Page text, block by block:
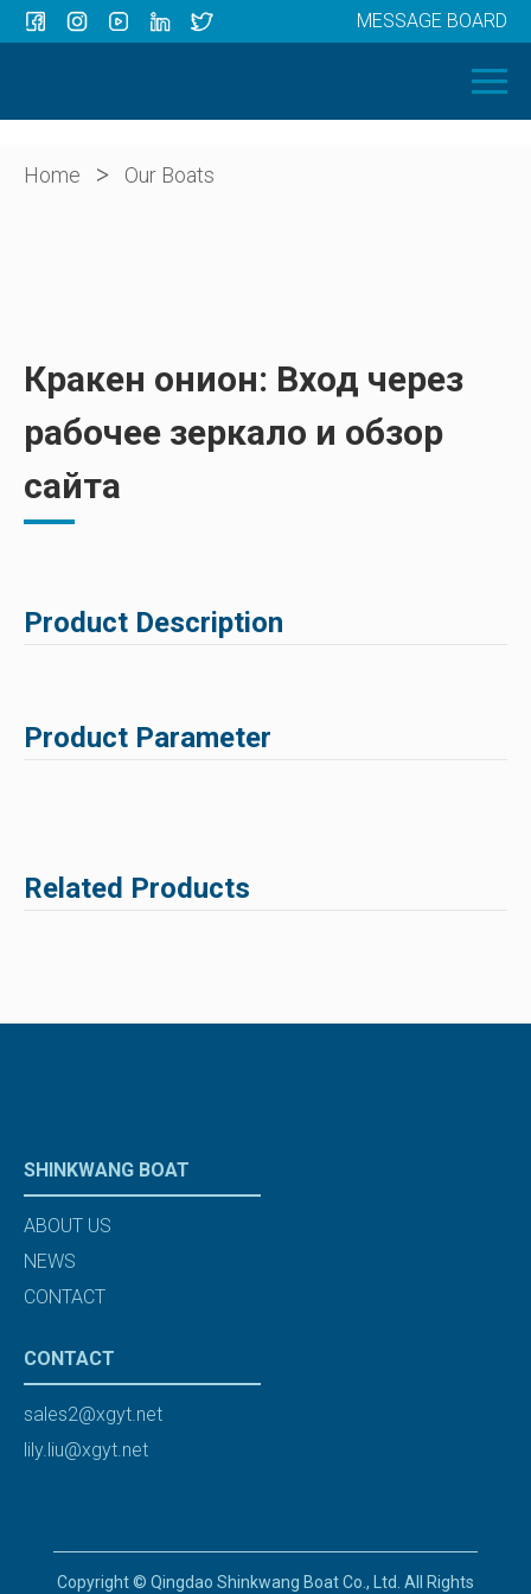
OUR BOATS
ABOUT US
MESSAGE BOARD
Home > Our Boats
Кракен онион: Вход через
рабочее зеркало и обзор
сайта
Product Description
Product Parameter
Related Products
SHINKWANG BOAT
ABOUT US
NEWS
CONTACT
CONTACT
sales2@xgyt.net
lily.liu@xgyt.net
Copyright © Qingdao Shinkwang Boat Co., Ltd. All Rights